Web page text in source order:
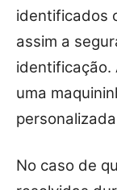
identificados
assim a
identificação.
uma
No caso de